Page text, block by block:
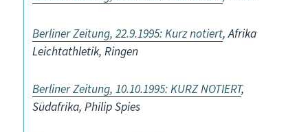
Berliner Zeitung, 22.9.1995: Kurz notiert, Afrika
Leichtathletik, Ringen
Berliner Zeitung, 10.10.1995: KURZ NOTIERT,
Südafrika, Philip Spies